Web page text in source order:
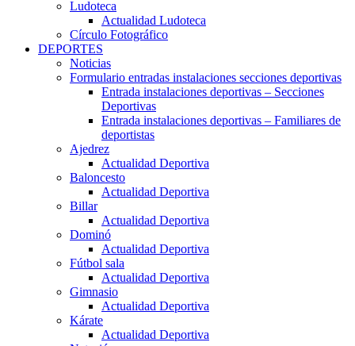
Ludoteca
Actualidad Ludoteca
Círculo Fotográfico
DEPORTES
Noticias
Formulario entradas instalaciones secciones deportivas
Entrada instalaciones deportivas – Secciones
Deportivas
Entrada instalaciones deportivas – Familiares de
deportistas
Ajedrez
Actualidad Deportiva
Baloncesto
Actualidad Deportiva
Billar
Actualidad Deportiva
Dominó
Actualidad Deportiva
Fútbol sala
Actualidad Deportiva
Gimnasio
Actualidad Deportiva
Kárate
Actualidad Deportiva